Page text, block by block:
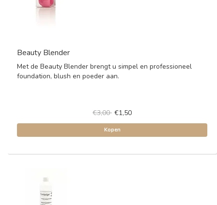
Beauty Blender
Met de Beauty Blender brengt u simpel en professioneel
foundation, blush en poeder aan.
€3,00 €1,50
Kopen